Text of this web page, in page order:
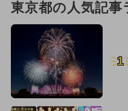
東京都の人気記事
1